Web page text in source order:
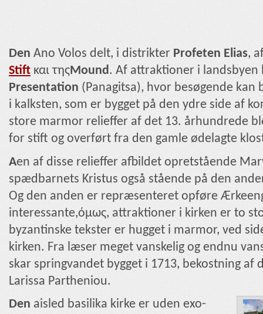
Den Ano Volos delt, i distrikter Profeten Elias,
Stift και τηςMound. Af attraktioner i landsbyen
Presentation (Panagitsa), hvor besøgende
i kalksten, som er bygget på den ydre side af
store marmor relieffer af det 13. århundrede
for stift og overført fra den gamle ødelagte
Aen af ​​disse relieffer afbildet opretstående
spædbarnets Kristus også stående på den
Og den anden er repræsenteret opføre
interessante,όμως, attraktioner i kirken er to
byzantinske tekster er hugget i marmor, ved
kirken. Fra læser meget vanskelig og endnu
skar springvandet bygget i 1713, bekostning
Larissa Partheniou.
Den aisled basilika kirke er uden exo-